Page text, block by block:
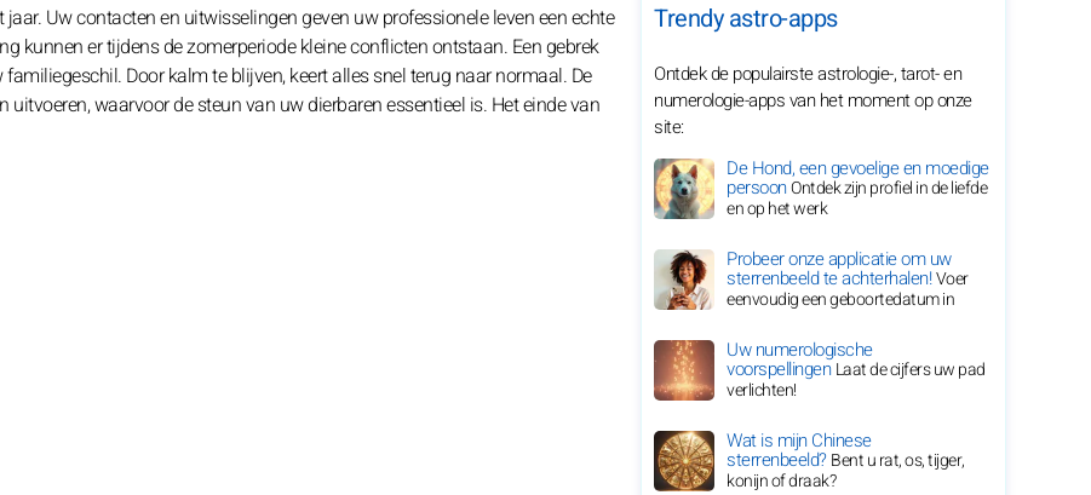
Uw contacten en uitwisselingen geven uw professionele leven een echte
kunnen er tijdens de zomerperiode kleine conflicten ontstaan. Een gebrek
Door kalm te blijven, keert alles snel terug naar normaal. De
waarvoor de steun van uw dierbaren essentieel is. Het einde van
Trendy astro-apps
Ontdek de populairste astrologie-, tarot- en
numerologie-apps van het moment op onze
site:
De Hond, een gevoelige en moedige
persoonOntdek zijn profiel in de liefde
en op het werk
Probeer onze applicatie om uw
sterrenbeeld te achterhalen!Voer
eenvoudig een geboortedatum in
Uw numerologische
voorspellingenLaat de cijfers uw pad
verlichten!
Wat is mijn Chinese
sterrenbeeld?Bent u rat, os, tijger,
konijn of draak?